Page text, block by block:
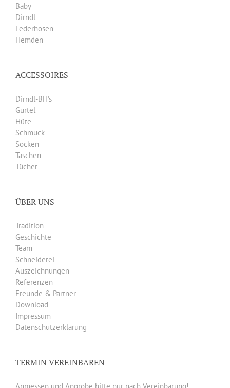
Baby
Dirndl
Lederhosen
Hemden
ACCESSOIRES
Dirndl-BH’s
Gürtel
Hüte
Schmuck
Socken
Taschen
Tücher
ÜBER UNS
Tradition
Geschichte
Team
Schneiderei
Auszeichnungen
Referenzen
Freunde & Partner
Download
Impressum
Datenschutzerklärung
TERMIN VEREINBAREN